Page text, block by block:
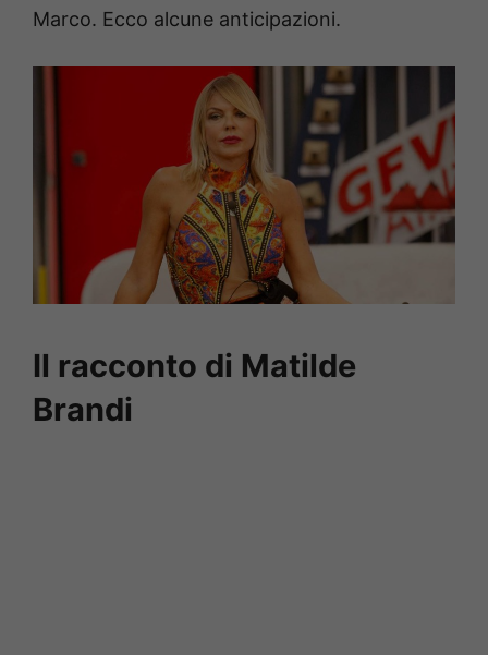
Marco. Ecco alcune anticipazioni.
Il racconto di Matilde
Brandi